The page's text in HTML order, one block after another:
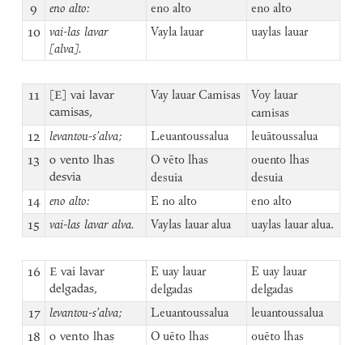
9 eno alto: eno alto eno alto
10
vai-las lavar
[alva].
Vayla lauar uaylas lauar
11
[E] vai lavar
camisas,
Vay lauar Camisas
Voy lauar
camisas
12 levantou-s’alva; Leuantoussalua leuātoussalua
13
o vento lhas
desvia
O vēto lhas
desuia
ouento lhas
desuia
14 eno alto: E no alto eno alto
15 vai-las lavar alva. Vaylas lauar alua uaylas lauar alua.
16
E vai lavar
delgadas,
E uay lauar
delgadas
E uay lauar
delgadas
17 levantou-s’alva; Leuantoussalua leuantoussalua
18
o vento lhas
O uēto lhas
ouēto lhas